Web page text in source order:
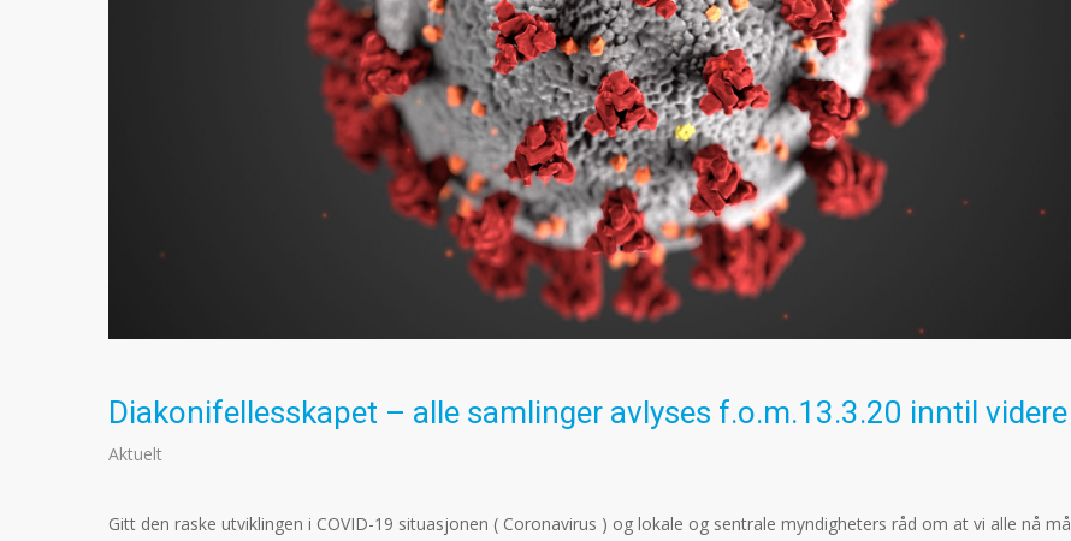
Diakonifellesskapet – alle samlinger avlyses f.o.m.13.3.20 inntil videre
Aktuelt
Gitt den raske utviklingen i COVID-19 situasjonen ( Coronavirus ) og lokale og sentrale myndigheters råd om at vi alle nå må